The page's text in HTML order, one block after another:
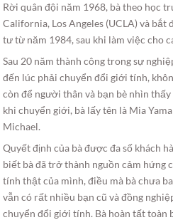
Rời quân đội năm 1968, bà theo học
California, Los Angeles (UCLA) và bắt
tư từ năm 1984, sau khi làm việc cho
Sau 20 năm thành công trong sự
đến lúc phải chuyển đổi giới tính,
còn để người thân và bạn bè nhìn
khi chuyển giới, bà lấy tên là Mia
Michael.
Quyết định của bà được đa số khách
biết bà đã trở thành nguồn cảm hứng
tính thật của mình, điều mà bà chưa
vẫn có rất nhiều bạn cũ và đồng
chuyển đổi giới tính. Bà hoàn tất toàn